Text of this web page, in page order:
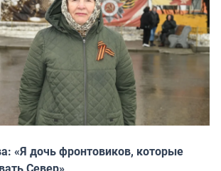
«Я дочь фронтовиков, которые